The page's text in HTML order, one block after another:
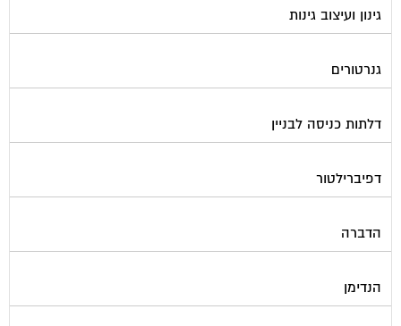
גינון ועיצוב גינות
גנרטורים
דלתות כניסה לבניין
דפיברילטור
הדברה
הנדימן